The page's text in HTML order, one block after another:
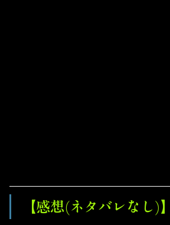
【感想(ネタバレなし)】